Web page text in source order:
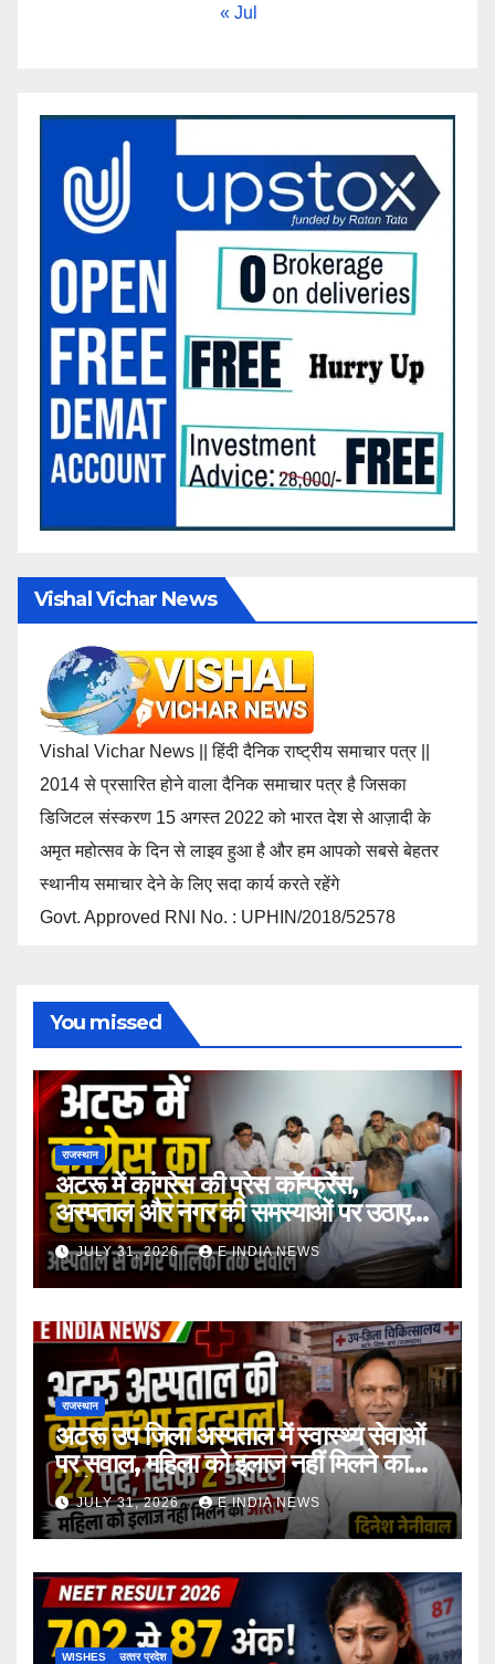
« Jul
Vishal Vichar News
Vishal Vichar News || हिंदी दैनिक राष्ट्रीय समाचार पत्र ||
2014 से प्रसारित होने वाला दैनिक समाचार पत्र है जिसका
डिजिटल संस्करण 15 अगस्त 2022 को भारत देश से आज़ादी के
अमृत महोत्सव के दिन से लाइव हुआ है और हम आपको सबसे बेहतर
स्थानीय समाचार देने के लिए सदा कार्य करते रहेंगे
Govt. Approved RNI No. : UPHIN/2018/52578
You missed
राजस्थान
अटरू में कांग्रेस की प्रेस कॉन्फ्रेंस,
अस्पताल और नगर की समस्याओं पर उठाए
सवाल
JULY 31, 2026 E INDIA NEWS
राजस्थान
अटरू उप जिला अस्पताल में स्वास्थ्य सेवाओं
पर सवाल, महिला को इलाज नहीं मिलने का
आरोप
JULY 31, 2026 E INDIA NEWS
WISHES उत्‍तर प्रदेश